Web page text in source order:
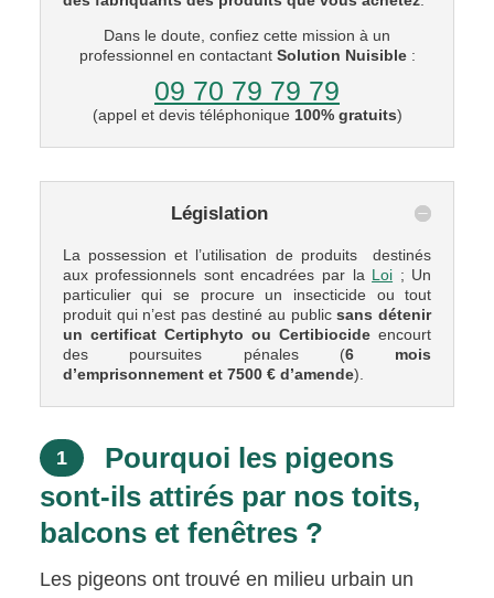
Dans le doute, confiez cette mission à un
professionnel en contactant Solution Nuisible:
09 70 79 79 79
(appel et devis téléphonique 100% gratuits)
Législation
La possession et l’utilisation de produits destinés
aux professionnels sont encadrées par la Loi ; Un
particulier qui se procure un insecticide ou tout
produit qui n’est pas destiné au publicsans détenir
un certificat Certiphyto ou Certibiocide encourt
des poursuites pénales (6 mois
d’emprisonnement et 7500 € d’amende).
1
Pourquoi les pigeons
sont-ils attirés par nos toits,
balcons et fenêtres ?
Les pigeons ont trouvé en milieu urbain un